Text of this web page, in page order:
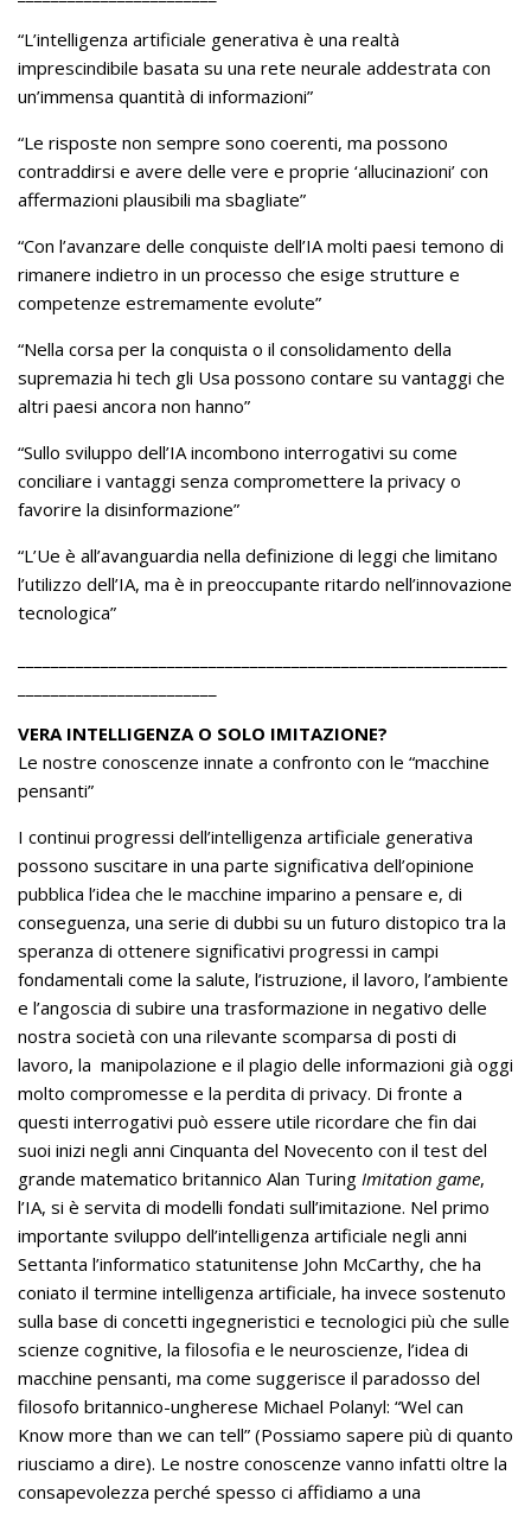
“L’intelligenza artificiale generativa è una realtà
imprescindibile basata su una rete neurale addestrata con
un’immensa quantità di informazioni”
“Le risposte non sempre sono coerenti, ma possono
contraddirsi e avere delle vere e proprie ‘allucinazioni’ con
affermazioni plausibili ma sbagliate”
“Con l’avanzare delle conquiste dell’IA molti paesi temono di
rimanere indietro in un processo che esige strutture e
competenze estremamente evolute”
“Nella corsa per la conquista o il consolidamento della
supremazia hi tech gli Usa possono contare su vantaggi che
altri paesi ancora non hanno”
“Sullo sviluppo dell’IA incombono interrogativi su come
conciliare i vantaggi senza compromettere la privacy o
favorire la disinformazione”
“L’Ue è all’avanguardia nella definizione di leggi che limitano
l’utilizzo dell’IA, ma è in preoccupante ritardo nell’innovazione
tecnologica”
VERA INTELLIGENZA O SOLO IMITAZIONE?
Le nostre conoscenze innate a confronto con le “macchine
pensanti”
I continui progressi dell’intelligenza artificiale generativa
possono suscitare in una parte significativa dell’opinione
pubblica l’idea che le macchine imparino a pensare e, di
conseguenza, una serie di dubbi su un futuro distopico tra la
speranza di ottenere significativi progressi in campi
fondamentali come la salute, l’istruzione, il lavoro, l’ambiente
e l’angoscia di subire una trasformazione in negativo delle
nostra società con una rilevante scomparsa di posti di
lavoro, la manipolazione e il plagio delle informazioni già oggi
molto compromesse e la perdita di privacy. Di fronte a
questi interrogativi può essere utile ricordare che fin dai
suoi inizi negli anni Cinquanta del Novecento con il test del
grande matematico britannico Alan Turing Imitation game,
l’IA, si è servita di modelli fondati sull’imitazione. Nel primo
importante sviluppo dell’intelligenza artificiale negli anni
Settanta l’informatico statunitense John McCarthy, che ha
coniato il termine intelligenza artificiale, ha invece sostenuto
sulla base di concetti ingegneristici e tecnologici più che sulle
scienze cognitive, la filosofia e le neuroscienze, l’idea di
macchine pensanti, ma come suggerisce il paradosso del
filosofo britannico-ungherese Michael Polanyl: “Wel can
Know more than we can tell” (Possiamo sapere più di quanto
riusciamo a dire). Le nostre conoscenze vanno infatti oltre la
consapevolezza perché spesso ci affidiamo a una